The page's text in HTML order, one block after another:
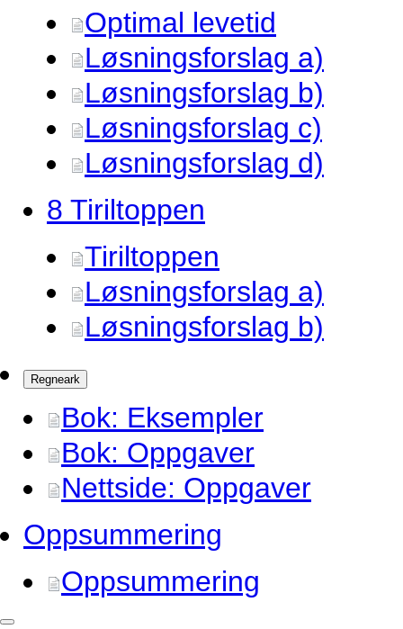
Optimal levetid
Løsningsforslag a)
Løsningsforslag b)
Løsningsforslag c)
Løsningsforslag d)
8 Tiriltoppen
Tiriltoppen
Løsningsforslag a)
Løsningsforslag b)
Regneark
Bok: Eksempler
Bok: Oppgaver
Nettside: Oppgaver
Oppsummering
Oppsummering